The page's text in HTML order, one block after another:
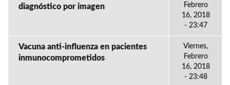
diagnóstico por imagen
Febrero
16, 2018
- 23:47
Vacuna anti-influenza en pacientes
inmunocomprometidos
Viernes,
Febrero
16, 2018
- 23:48